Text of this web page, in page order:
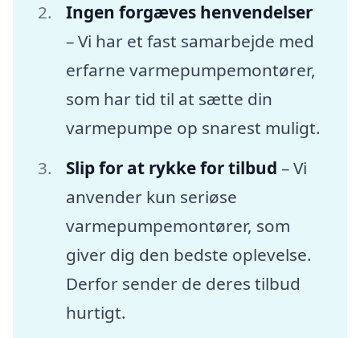
Ingen forgæves henvendelser
– Vi har et fast samarbejde med
erfarne varmepumpemontører,
som har tid til at sætte din
varmepumpe op snarest muligt.
Slip for at rykke for tilbud – Vi
anvender kun seriøse
varmepumpemontører, som
giver dig den bedste oplevelse.
Derfor sender de deres tilbud
hurtigt.